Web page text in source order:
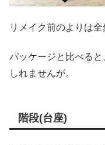
リメイク前のよりは全
パッケージと比べる
しれませんが。
階段(台座)